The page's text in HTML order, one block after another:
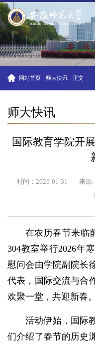
网站首页 · 师大快讯 · 正文
师大快讯
国际教育学院开
时间：2026-01-31 来源
在农历春节来临
304教室举行2026年
慰问会由学院副院长
代表，国际交流与合
欢聚一堂，共迎新春。
活动伊始，国际
们介绍了春节的历史